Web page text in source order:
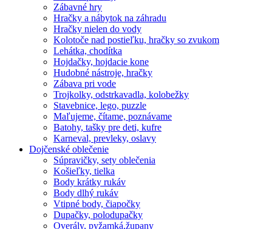
Zábavné hry
Hračky a nábytok na záhradu
Hračky nielen do vody
Kolotoče nad postieľku, hračky so zvukom
Lehátka, chodítka
Hojdačky, hojdacie kone
Hudobné nástroje, hračky
Zábava pri vode
Trojkolky, odstrkavadla, kolobežky
Stavebnice, lego, puzzle
Maľujeme, čítame, poznávame
Batohy, tašky pre deti, kufre
Karneval, prevleky, oslavy
Dojčenské oblečenie
Súpravičky, sety oblečenia
Košieľky, tielka
Body krátky rukáv
Body dlhý rukáv
Vtipné body, čiapočky
Dupačky, polodupačky
Overály, pyžamká,župany